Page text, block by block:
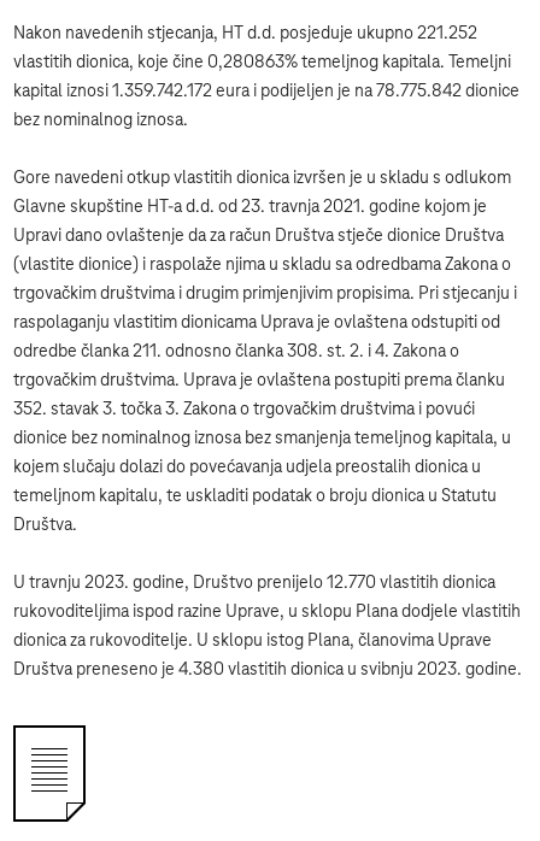
Nakon navedenih stjecanja, HT d.d. posjeduje ukupno 221.252
vlastitih dionica, koje čine 0,280863% temeljnog kapitala. Temeljni
kapital iznosi 1.359.742.172 eura i podijeljen je na 78.775.842 dionice
bez nominalnog iznosa.
Gore navedeni otkup vlastitih dionica izvršen je u skladu s odlukom
Glavne skupštine HT-a d.d. od 23. travnja 2021. godine kojom je
Upravi dano ovlaštenje da za račun Društva stječe dionice Društva
(vlastite dionice) i raspolaže njima u skladu sa odredbama Zakona o
trgovačkim društvima i drugim primjenjivim propisima. Pri stjecanju i
raspolaganju vlastitim dionicama Uprava je ovlaštena odstupiti od
odredbe članka 211. odnosno članka 308. st. 2. i 4. Zakona o
trgovačkim društvima. Uprava je ovlaštena postupiti prema članku
352. stavak 3. točka 3. Zakona o trgovačkim društvima i povući
dionice bez nominalnog iznosa bez smanjenja temeljnog kapitala, u
kojem slučaju dolazi do povećavanja udjela preostalih dionica u
temeljnom kapitalu, te uskladiti podatak o broju dionica u Statutu
Društva.
U travnju 2023. godine, Društvo prenijelo 12.770 vlastitih dionica
rukovoditeljima ispod razine Uprave, u sklopu Plana dodjele vlastitih
dionica za rukovoditelje. U sklopu istog Plana, članovima Uprave
Društva preneseno je 4.380 vlastitih dionica u svibnju 2023. godine.